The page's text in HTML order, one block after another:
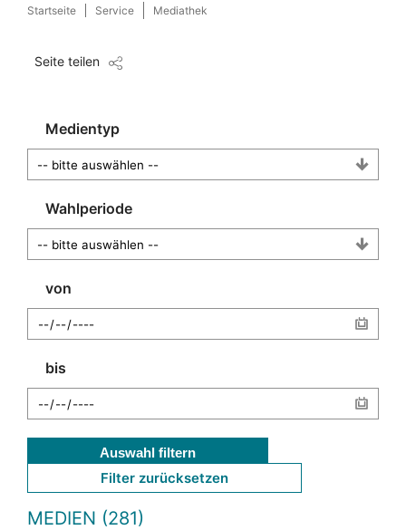
Startseite Service Mediathek
Seite teilen
Medientyp
Wahlperiode
von
bis
Auswahl filtern
Filter zurücksetzen
MEDIEN (281)